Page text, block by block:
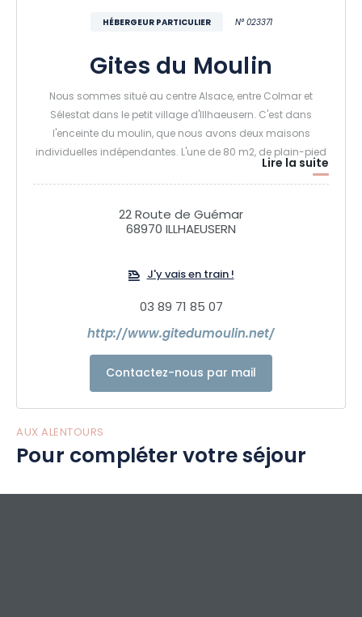
HÉBERGEUR PARTICULIER N° 023371
Gites du Moulin
Nous sommes situé au centre Alsace, entre Colmar et
Sélestat dans le petit village d'Illhaeusern. C'est dans
l'enceinte du moulin, que nous avons deux maisons
individuelles indépendantes. L'une de 80 m2, de plain-pied
accès mobilité réduite, tout confort, Wi-Fi, comprenant 2
Parking, terrasse avec espace arboré et l'autre maison de
110 m2 sur deux niveaux, accès mobilité réduite, tout confort,
arboré. Dans l'espace partagé il y a une piscine hors sol de
10 x 5 m commune pour les deux maisons.
Lire la suite
22 Route de Guémar
68970 ILLHAEUSERN
J'y vais en train !
03 89 71 85 07
http://www.gitedumoulin.net/
Contactez-nous par mail
AUX ALENTOURS
Pour compléter votre séjour